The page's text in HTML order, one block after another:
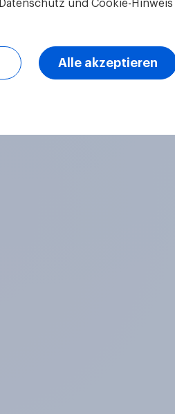
Datenschutz und Cookie-Hinweis
Alle akzeptieren